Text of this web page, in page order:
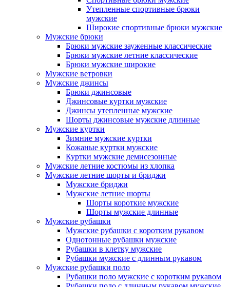
Утепленные спортивные брюки
мужские
Широкие спортивные брюки мужские
Мужские брюки
Брюки мужские зауженные классические
Брюки мужские летние классические
Брюки мужские широкие
Мужские ветровки
Мужские джинсы
Брюки джинсовые
Джинсовые куртки мужские
Джинсы утепленные мужские
Шорты джинсовые мужские длинные
Мужские куртки
Зимние мужские куртки
Кожаные куртки мужские
Куртки мужские демисезонные
Мужские летние костюмы из хлопка
Мужские летние шорты и бриджи
Мужские бриджи
Мужские летние шорты
Шорты короткие мужские
Шорты мужские длинные
Мужские рубашки
Мужские рубашки с коротким рукавом
Однотонные рубашки мужские
Рубашки в клетку мужские
Рубашки мужские с длинным рукавом
Мужские рубашки поло
Рубашки поло мужские с коротким рукавом